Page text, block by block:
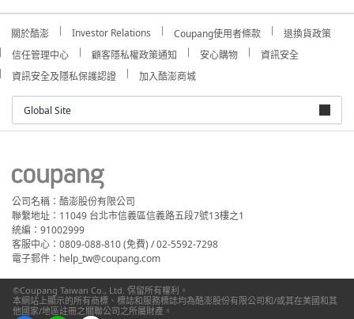
關於酷澎 Investor Relations Coupang使用者條款
退換貨政策
信任管理中心
顧客隱私權政策通知 安心購物
資訊安全
資訊安全及隱私保護認證
加入酷澎商城
Global Site
公司名稱：酷澎股份有限公司
聯繫地址：11049 台北市信義區信義路五段7號13樓之1
統編：91002999
客服中心：0809-088-810 (免費) / 02-5592-7298
電子郵件：help_tw@coupang.com
©Coupang Taiwan Co., Ltd. 保留所有權利。
本網站上顯示的所有商標、標誌和服務標誌均為酷澎股份有限公司和/或其在美國和其
他國家/地區註冊之關聯公司之所屬財產。